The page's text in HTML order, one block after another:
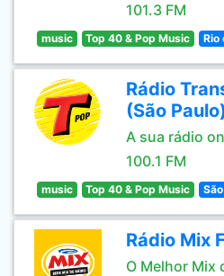
101.3 FM
music Top 40 & Pop Music Rio
Rádio
(São
A sua rádio
100.1 FM
music Top 40 & Pop Music
Rádio Mix
O Melhor Mix